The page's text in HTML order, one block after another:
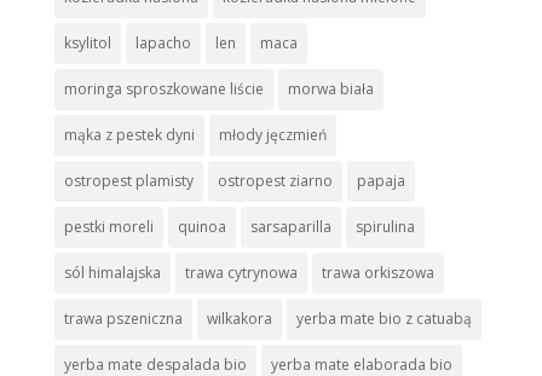
ksylitol lapacho len maca
moringa sproszkowane liście morwa biała
mąka z pestek dyni młody jęczmień
ostropest plamisty ostropest ziarno papaja
pestki moreli quinoa sarsaparilla spirulina
sól himalajska trawa cytrynowa trawa orkiszowa
trawa pszeniczna wilkakora yerba mate bio z catuabą
yerba mate despalada bio yerba mate elaborada bio